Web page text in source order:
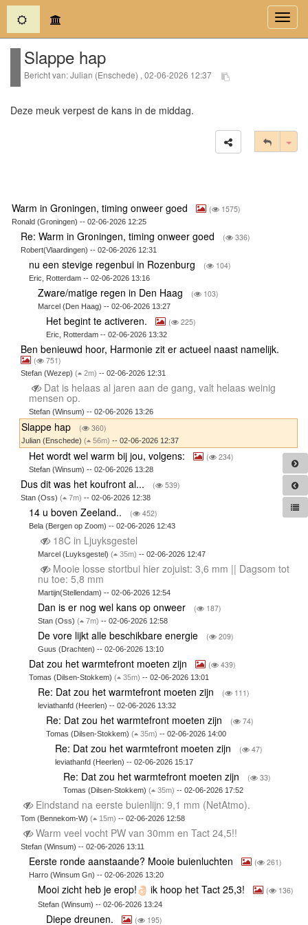
(current)
Slappe hap
Bericht van: Julian (Enschede) , 02-06-2026 12:37
Deze meuk verpest de kans in de middag.
Warm in Groningen, timing onweer goed ( 1575)
Ronald (Groningen) -- 02-06-2026 12:25
Re: Warm in Groningen, timing onweer goed ( 336)
Robert(Vlaardingen) -- 02-06-2026 12:31
nu een stevige regenbui in Rozenburg ( 104)
Eric, Rotterdam -- 02-06-2026 13:16
Zware/matige regen in Den Haag ( 103)
Marcel (Den Haag) -- 02-06-2026 13:27
Het begint te activeren. ( 225)
Eric, Rotterdam -- 02-06-2026 13:32
Ben benieuwd hoor, Harmonie zit er actueel naast namelijk.
( 751)
Stefan (Wezep) ( 2m) -- 02-06-2026 12:31
Dat is helaas al jaren aan de gang, valt helaas weinig
mensen op.
Stefan (Winsum) -- 02-06-2026 13:26
Slappe hap ( 360)
Julian (Enschede) ( 56m) -- 02-06-2026 12:37
Het wordt wel warm bij jou, volgens: ( 234)
Stefan (Winsum) -- 02-06-2026 13:28
Dus dit was het koufront al... ( 539)
Stan (Oss) ( 7m) -- 02-06-2026 12:38
14 u boven Zeeland.. ( 452)
Bela (Bergen op Zoom) -- 02-06-2026 12:43
18C in Ljuyksgestel
Marcel (Luyksgestel) ( 35m) -- 02-06-2026 12:47
Mooie losse stortbui hier zojuist: 3,6 mm || Dagsom tot
nu toe: 5,8 mm
Martijn(Stellendam) -- 02-06-2026 12:54
Dan is er nog wel kans op onweer ( 187)
Stan (Oss) ( 7m) -- 02-06-2026 12:58
De vore lijkt alle beschikbare energie ( 209)
Guus (Drachten) -- 02-06-2026 13:10
Dat zou het warmtefront moeten zijn ( 439)
Tomas (Dilsen-Stokkem)( 35m) -- 02-06-2026 13:01
Re: Dat zou het warmtefront moeten zijn ( 111)
leviathanfd (Heerlen) -- 02-06-2026 13:32
Re: Dat zou het warmtefront moeten zijn ( 74)
Tomas (Dilsen-Stokkem)( 35m) -- 02-06-2026 14:00
Re: Dat zou het warmtefront moeten zijn ( 47)
leviathanfd (Heerlen) -- 02-06-2026 15:17
Re: Dat zou het warmtefront moeten zijn ( 33)
Tomas (Dilsen-Stokkem)( 35m) -- 02-06-2026 17:52
Eindstand na eerste buienlijn: 9,1 mm (NetAtmo).
Tom (Bennekom-W) ( 15m) -- 02-06-2026 12:58
Warm veel vocht PW van 30mm en Tact 24,5!!
Stefan (Winsum) -- 02-06-2026 13:11
Eerste ronde aanstaande? Mooie buienluchten ( 261)
Harro (Winsum Gn) -- 02-06-2026 13:20
Mooi zicht heb je erop! ik hoop het Tact 25,3! ( 136)
Stefan (Winsum) -- 02-06-2026 13:24
Diepe dreunen. ( 195)